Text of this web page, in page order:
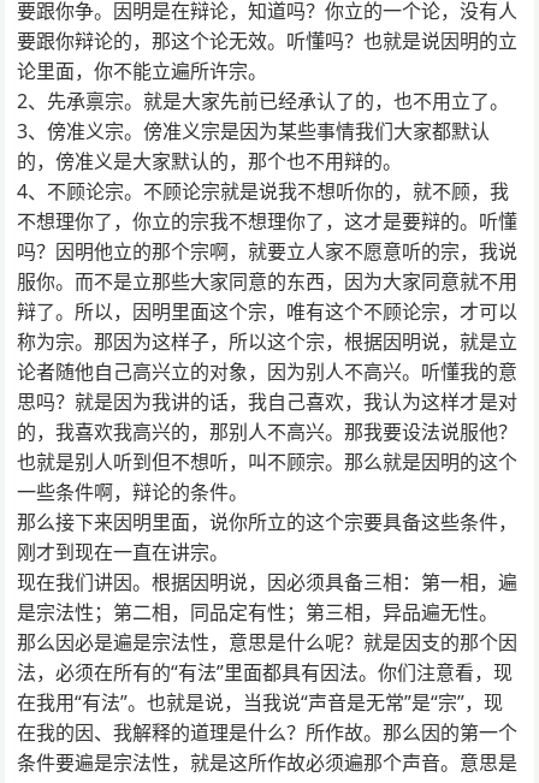
要跟你争。因明是在辩论，知道吗？你立的一个论，没有人
要跟你辩论的，那这个论无效。听懂吗？也就是说因明的立
论里面，你不能立遍所许宗。
2、先承禀宗。就是大家先前已经承认了的，也不用立了。
3、傍准义宗。傍准义宗是因为某些事情我们大家都默认
的，傍准义是大家默认的，那个也不用辩的。
4、不顾论宗。不顾论宗就是说我不想听你的，就不顾，我
不想理你了，你立的宗我不想理你了，这才是要辩的。听懂
吗？因明他立的那个宗啊，就要立人家不愿意听的宗，我说
服你。而不是立那些大家同意的东西，因为大家同意就不用
辩了。所以，因明里面这个宗，唯有这个不顾论宗，才可以
称为宗。那因为这样子，所以这个宗，根据因明说，就是立
论者随他自己高兴立的对象，因为别人不高兴。听懂我的意
思吗？就是因为我讲的话，我自己喜欢，我认为这样才是对
的，我喜欢我高兴的，那别人不高兴。那我要设法说服他？
也就是别人听到但不想听，叫不顾宗。那么就是因明的这个
一些条件啊，辩论的条件。
那么接下来因明里面，说你所立的这个宗要具备这些条件，
刚才到现在一直在讲宗。
现在我们讲因。根据因明说，因必须具备三相：第一相，遍
是宗法性；第二相，同品定有性；第三相，异品遍无性。
那么因必是遍是宗法性，意思是什么呢？就是因支的那个因
法，必须在所有的“有法”里面都具有因法。你们注意看，现
在我用“有法”。也就是说，当我说“声音是无常”是“宗”，现
在我的因、我解释的道理是什么？所作故。那么因的第一个
条件要遍是宗法性，就是这所作故必须遍那个声音。意思是